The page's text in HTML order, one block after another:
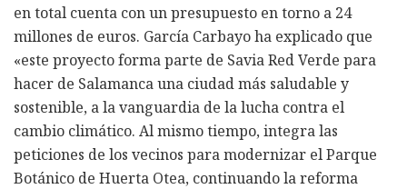
en total cuenta con un presupuesto en torno a 24
millones de euros. García Carbayo ha explicado que
«este proyecto forma parte de Savia Red Verde para
hacer de Salamanca una ciudad más saludable y
sostenible, a la vanguardia de la lucha contra el
cambio climático. Al mismo tiempo, integra las
peticiones de los vecinos para modernizar el Parque
Botánico de Huerta Otea, continuando la reforma